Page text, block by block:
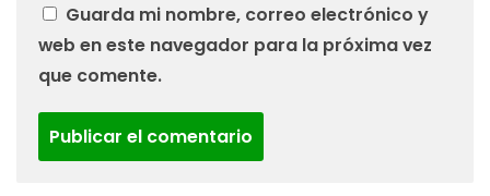
Guarda mi nombre, correo electrónico y
web en este navegador para la próxima vez
que comente.